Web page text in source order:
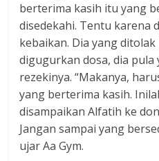
berterima kasih itu yang
disedekahi. Tentu karena
kebaikan. Dia yang ditolak
digugurkan dosa, dia
rezekinya. “Makanya,
yang berterima kasih.
disampaikan Alfatih ke
Jangan sampai yang
ujar Aa Gym.